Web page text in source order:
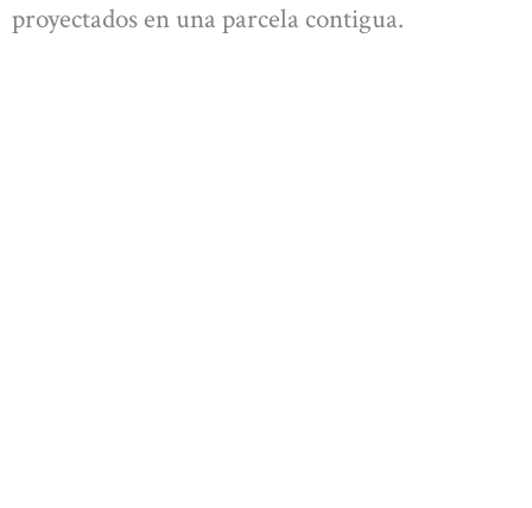
proyectados en una parcela contigua.